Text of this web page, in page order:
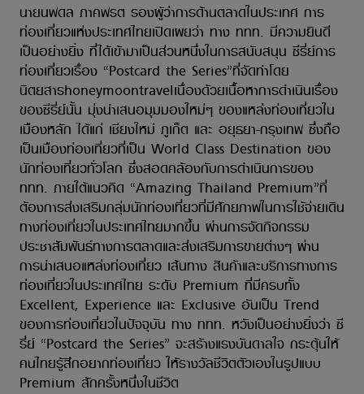
นายนพดล ภาคพรต รองผู้ว่าการด้านตลาดในประเทศ การ
ท่องเที่ยวแห่งประเทศไทยเปิดเผยว่า ทาง ททท. มีความยินดี
เป็นอย่างยิ่ง ที่ได้เข้ามาเป็นส่วนหนึ่งในการสนับสนุน ซีรี่ย์การ
ท่องเที่ยวเรื่อง “Postcard the Series”ที่จัดทำโดย
นิตยสารhoneymoontravelเนื่องด้วยเนื้อหาการดำเนินเรื่อง
ของซีรี่ย์นั้น มุ่งนำเสนอมุมมองใหม่ๆ ของแหล่งท่องเที่ยวใน
เมืองหลัก ได้แก่ เชียงใหม่ ภูเก็ต และ อยุธยา-กรุงเทพ ซึ่งถือ
เป็นเมืองท่องเที่ยวที่เป็น World Class Destination ของ
นักท่องเที่ยวทั่วโลก ซึ่งสอดคล้องกับการดำเนินการของ
ททท. ภายใต้แนวคิด “Amazing Thailand Premium”ที่
ต้องการส่งเสริมกลุ่มนักท่องเที่ยวที่มีศักยภาพในการใช้จ่ายเดิน
ทางท่องเที่ยวในประเทศไทยมากขึ้น ผ่านการจัดกิจกรรม
ประชาสัมพันธ์ทางการตลาดและส่งเสริมการขายต่างๆ ผ่าน
การนำเสนอแหล่งท่องเที่ยว เส้นทาง สินค้าและบริการทางการ
ท่องเที่ยวในประเทศไทย ระดับ Premium ที่มีครบทั้ง
Excellent, Experience และ Exclusive อันเป็น Trend
ของการท่องเที่ยวในปัจจุบัน ทาง ททท. หวังเป็นอย่างยิ่งว่า ซี
รี่ย์ “Postcard the Series” จะสร้างแรงบันดาลใจ กระตุ้นให้
คนไทยรู้สึกอยากท่องเที่ยว ให้รางวัลชีวิตตัวเองในรูปแบบ
Premium สักครั้งหนึ่งในชีวิต